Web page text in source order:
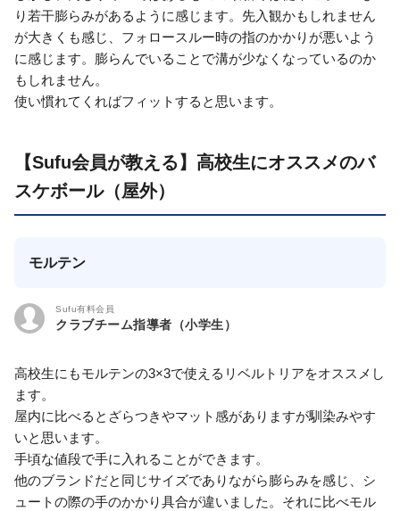
り若干膨らみがあるように感じます。先入観かもしれません
が大きくも感じ、フォロースルー時の指のかかりが悪いよう
に感じます。膨らんでいることで溝が少なくなっているのか
もしれません。
使い慣れてくればフィットすると思います。
【Sufu会員が教える】高校生にオススメのバ
スケボール（屋外）
モルテン
Sufu有料会員
クラブチーム指導者（小学生）
高校生にもモルテンの3×3で使えるリベルトリアをオススメし
ます。
屋内に比べるとざらつきやマット感がありますが馴染みやす
いと思います。
手頃な値段で手に入れることができます。
他のブランドだと同じサイズでありながら膨らみを感じ、シ
ュートの際の手のかかり具合が違いました。それに比べモル